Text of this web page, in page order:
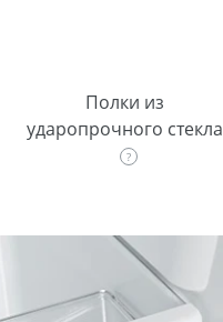
Полки из
ударопрочного стекла